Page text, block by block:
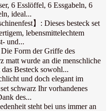
6 Esslöffel, 6 Essgabeln, 6
ideal...
】: Dieses besteck set
lebensmittelechtem
und...
Form der Griffe des
matt wurde an die menschliche
Besteck sowohl...
und doch elegant im
schwarz Ihr vorhandenes
des...
steht bei uns immer an